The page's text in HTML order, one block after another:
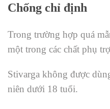
Chống chỉ định
Trong trường hợp quá
một trong các chất phụ
Stivarga không được
niên dưới 18 tuổi.